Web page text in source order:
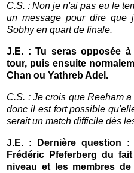
C.S. : Non je n'ai pas eu le
un message pour dire que
Sobhy en quart de finale.
J.E. : Tu seras opposée
tour, puis ensuite
Chan ou Yathreb Adel.
C.S. : Je crois que Reeham
donc il est fort possible
serait un match difficile dès
J.E. : Dernière question
Frédéric Pfeferberg du
niveau et les membres